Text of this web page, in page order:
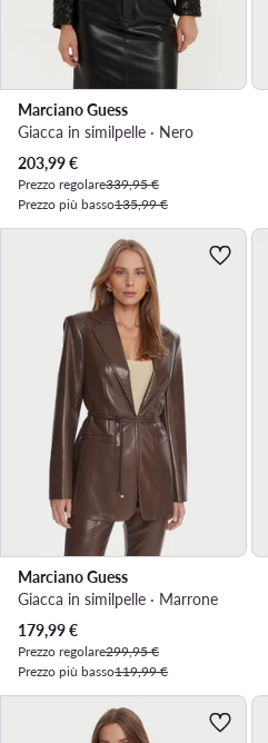
Marciano Guess
Giacca in similpelle · Nero
Prezzo attuale
203,99€
Prezzo regolare339,95 €
Prezzo più basso135,99 €
Marciano Guess
Giacca in similpelle · Marrone
Prezzo attuale
179,99€
Prezzo regolare299,95 €
Prezzo più basso119,99 €